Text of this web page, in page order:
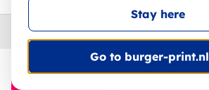
Stay here
Go to burger-print.nl
Home › Chaleco › hombre